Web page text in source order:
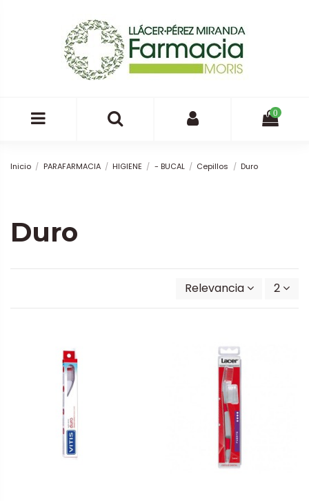
0
Inicio PARAFARMACIA HIGIENE - BUCAL Cepillos Duro
Duro
Relevancia 2